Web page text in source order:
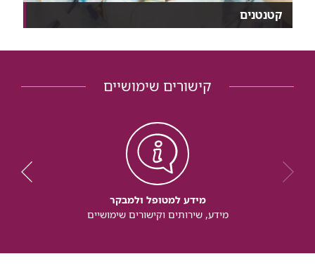
קטנטנים
איך מאכילים פג? איך מסייעים לו לנשום? איך מייצבים...
קישורים שימושיים
מידע למטופל ולמבקר
מידע, שירותים וקישורים שימושיים